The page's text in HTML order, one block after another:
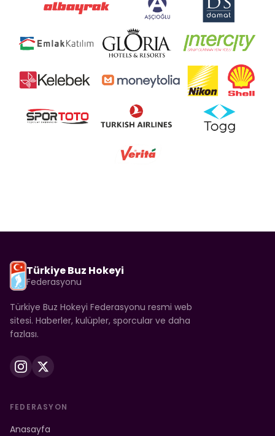
Türkiye Buz Hokeyi
Federasyonu
Türkiye Buz Hokeyi Federasyonu resmi web
sitesi. Haberler, kulüpler, sporcular ve daha
fazlası.
FEDERASYON
Anasayfa